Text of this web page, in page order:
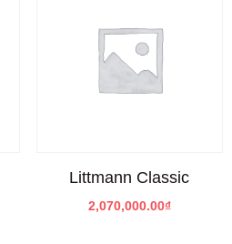
Littmann Classic
2,070,000.00₫